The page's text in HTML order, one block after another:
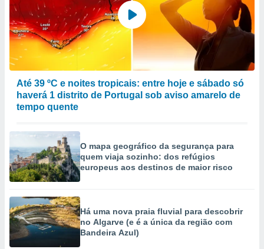
Até 39 ºC e noites tropicais: entre hoje e sábado só
haverá 1 distrito de Portugal sob aviso amarelo de
tempo quente
O mapa geográfico da segurança para
quem viaja sozinho: dos refúgios
europeus aos destinos de maior risco
Há uma nova praia fluvial para descobrir
no Algarve (e é a única da região com
Bandeira Azul)